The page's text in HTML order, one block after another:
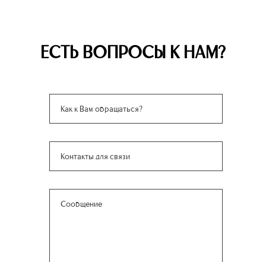
ЕСТЬ ВОПРОСЫ К НАМ?